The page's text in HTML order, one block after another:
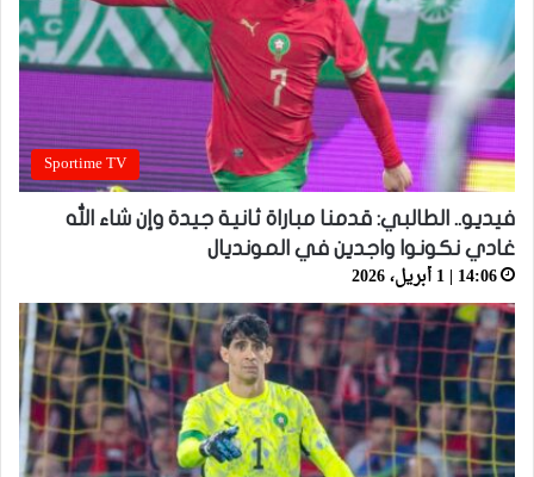
Sportime TV
فيديو.. الطالبي: قدمنا مباراة ثانية جيدة وإن شاء الله
غادي نكونوا واجدين في المونديال
14:06 | 1 أبريل، 2026